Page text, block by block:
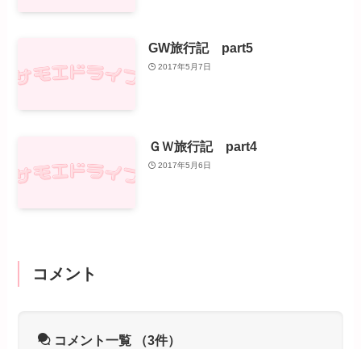
GW旅行記 part5
2017年5月7日
ＧＷ旅行記 part4
2017年5月6日
コメント
コメント一覧 （3件）